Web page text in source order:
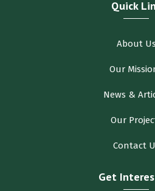
Quick
About Us
Our
News &
Our
Contact
Get